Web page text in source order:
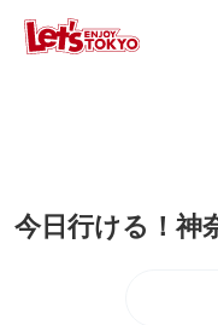
今日行ける！神